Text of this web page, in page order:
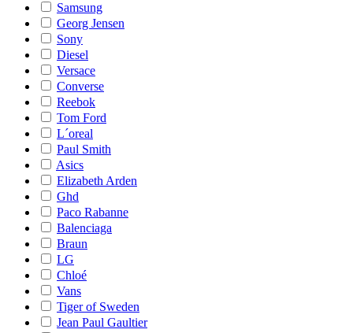
Samsung
Georg Jensen
Sony
Diesel
Versace
Converse
Reebok
Tom Ford
L´oreal
Paul Smith
Asics
Elizabeth Arden
Ghd
Paco Rabanne
Balenciaga
Braun
LG
Chloé
Vans
Tiger of Sweden
Jean Paul Gaultier